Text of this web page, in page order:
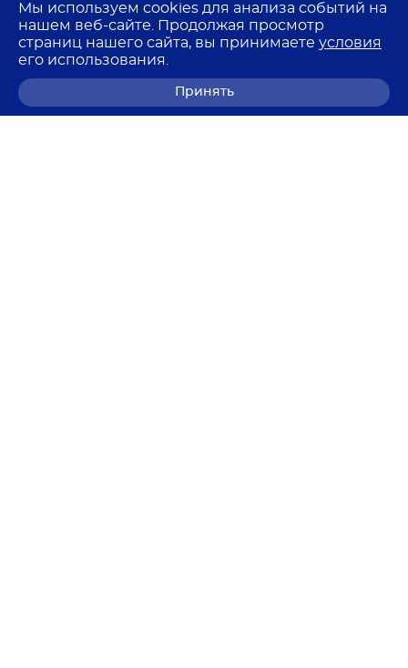
Мы используем cookies для анализа событий на
нашем веб-сайте. Продолжая просмотр
страниц нашего сайта, вы принимаете условия
его использования.
Принять